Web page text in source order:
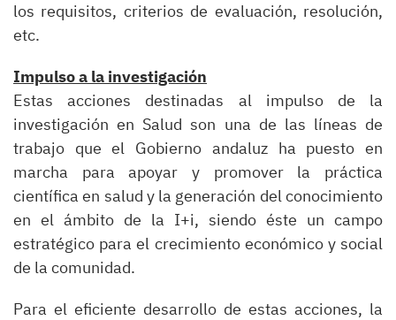
los requisitos, criterios de evaluación, resolución,
etc.
Impulso a la investigación
Estas acciones destinadas al impulso de la
investigación en Salud son una de las líneas de
trabajo que el Gobierno andaluz ha puesto en
marcha para apoyar y promover la práctica
científica en salud y la generación del conocimiento
en el ámbito de la I+i, siendo éste un campo
estratégico para el crecimiento económico y social
de la comunidad.
Para el eficiente desarrollo de estas acciones, la